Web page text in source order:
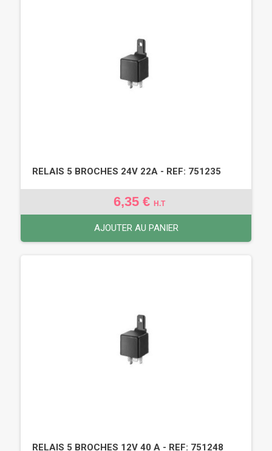
RELAIS 5 BROCHES 24V 22A - REF: 751235
6,35 € H.T
AJOUTER AU PANIER
RELAIS 5 BROCHES 12V 40 A - REF: 751248